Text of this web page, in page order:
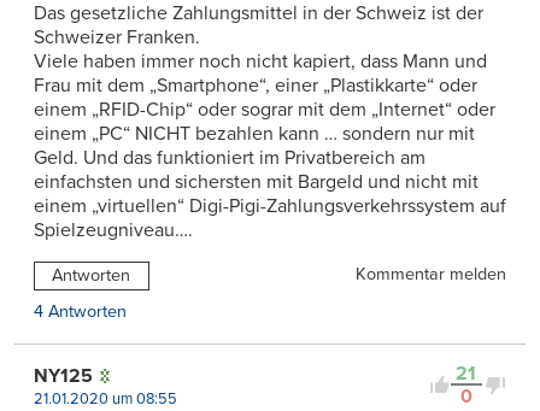
Das gesetzliche Zahlungsmittel in der Schweiz ist der
Schweizer Franken.
Viele haben immer noch nicht kapiert, dass Mann und
Frau mit dem „Smartphone“, einer „Plastikkarte“ oder
einem „RFID-Chip“ oder sograr mit dem „Internet“ oder
einem „PC“ NICHT bezahlen kann … sondern nur mit
Geld. Und das funktioniert im Privatbereich am
einfachsten und sichersten mit Bargeld und nicht mit
einem „virtuellen“ Digi-Pigi-Zahlungsverkehrssystem auf
Spielzeugniveau….
Antworten
Kommentar melden
4 Antworten
21
0
NY125
21.01.2020 um 08:55